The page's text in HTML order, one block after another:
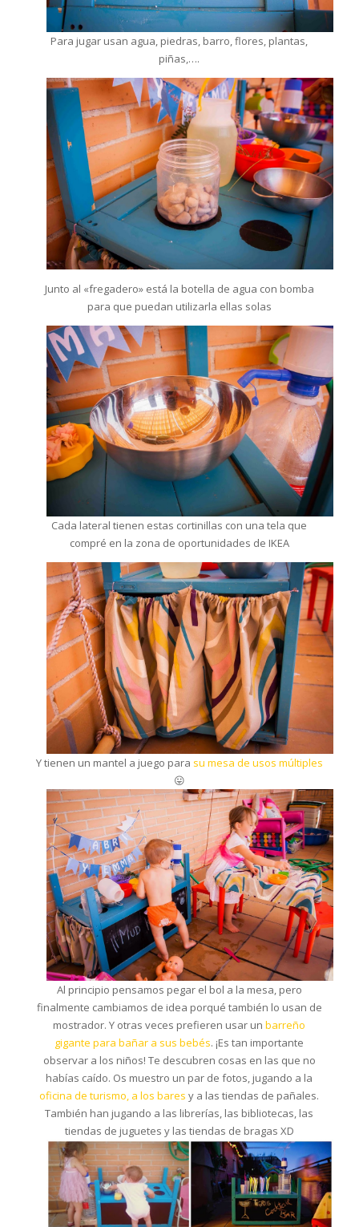
Para jugar usan agua, piedras, barro, flores, plantas,
piñas,….
Junto al «fregadero» está la botella de agua con bomba
para que puedan utilizarla ellas solas
Cada lateral tienen estas cortinillas con una tela que
compré en la zona de oportunidades de IKEA
Y tienen un mantel a juego para su mesa de usos múltiples
😛
Al principio pensamos pegar el bol a la mesa, pero
finalmente cambiamos de idea porqué también lo usan de
mostrador. Y otras veces prefieren usar unbarreño
gigante para bañar a sus bebés. ¡Es tan importante
observar a los niños! Te descubren cosas en las que no
habías caído. Os muestro un par de fotos, jugando a la
oficina de turismo, a los bares y a las tiendas de pañales.
También han jugando a las librerías, las bibliotecas, las
tiendas de juguetes y las tiendas de bragas XD